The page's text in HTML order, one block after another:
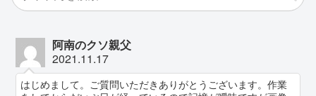
阿南のクソ親父
2021.11.17
はじめまして。ご質問いただきありがとうございます。作業